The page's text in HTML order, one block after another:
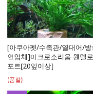
[아쿠아펫/수족관/열대어/방
연업체]미크로소리움 웬델
포트[20잎이상]
(품절)